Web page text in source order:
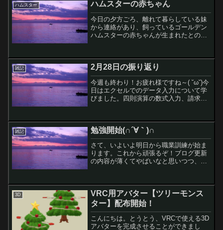
み、鼻詰まりで息...
ハムスター ハムスターの赤ちゃん
今日の夕方ごろ、離れて暮らしている妹
から連絡があり、飼っているゴールデン
ハムスターの赤ちゃんが生まれたとのこ
思ったよりたくさんいる！！見える範囲
で数えたところ、7匹生ま...
雑記 2月28日の振り返り
今週も終わり！お疲れ様ですね～( ˘ω˘)今
日はエクセルでのデータ入力について学
びました。四則演算の数式入力、請求書
みがあります。そしてタイピングは相変
わらずですが、ち...
雑記 勉強開始(∩´∀｀)∩
さて、いよいよ明日から職業訓練が始ま
ります。これから頑張るぞ！ブログ更新
の内容が薄くてやばいなと思いつつ、雑
いかもしれない・・・。おやすみなさい(
˘ω˘)
3D
VRC用アバター【ツリーモンス
ター】配布開始！
こんにちは。とうとう、VRCで使える3D
アバターを完成させることができまし